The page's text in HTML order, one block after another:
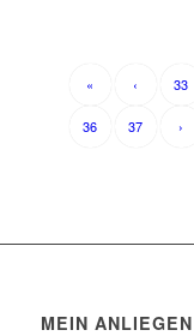
« ‹ 33
36 37 ›
MEIN ANLIEGEN